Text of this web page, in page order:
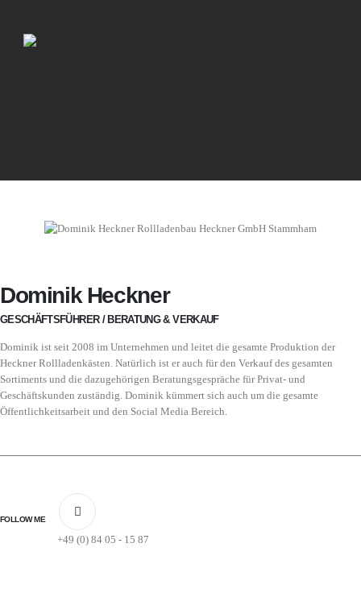
Dominik Heckner
GESCHÄFTSFÜHRER / BERATUNG & VERKAUF
Dominik ist seit 2008 im Unternehmen und leitet die gesamte Produktion der
Heckner Rollladenkästen. Natürlich ist er auch für den Verkauf des gesamten
Sortiments und die dazugehörigen Beratungsgespräche für Privat- und
Geschäftskunden zuständig. Dominik kümmert sich auch um die gesamte
Öffentlichkeitsarbeit und den Social Media Bereich.
FOLLOW ME
+49 (0) 84 05 - 15 87